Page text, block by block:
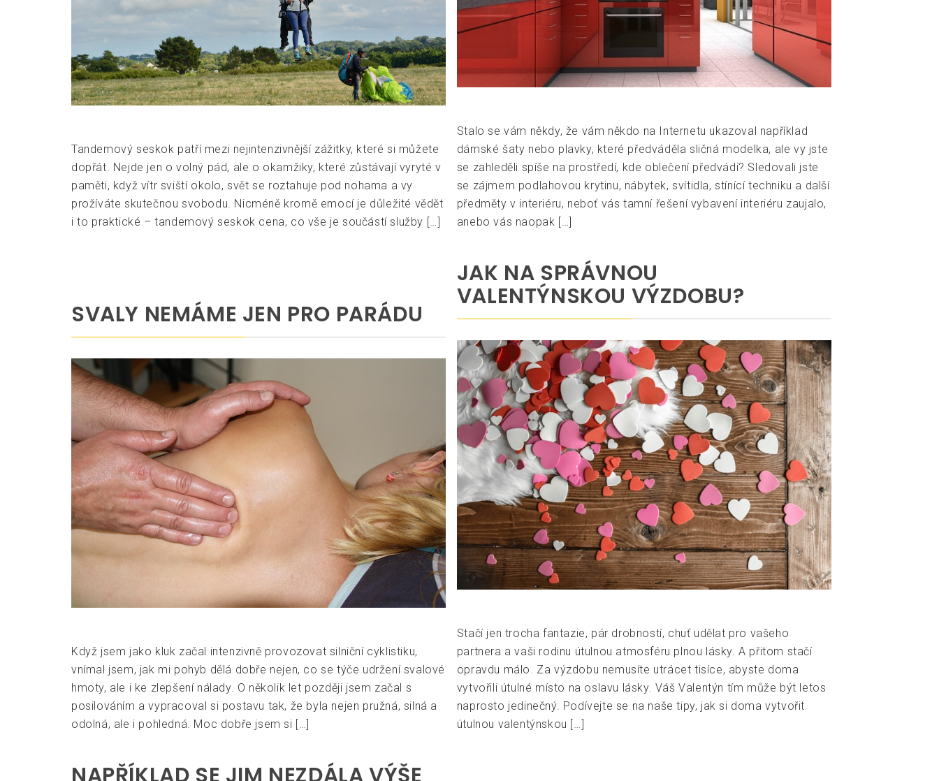
Tandemový seskok patří mezi nejintenzivnější zážitky, které si můžete
dopřát. Nejde jen o volný pád, ale o okamžiky, které zůstávají vyryté v
paměti, když vítr sviští okolo, svět se roztahuje pod nohama a vy
prožíváte skutečnou svobodu. Nicméně kromě emocí je důležité vědět
i to praktické – tandemový seskok cena, co vše je součástí služby […]
Stalo se vám někdy, že vám někdo na Internetu ukazoval například
dámské šaty nebo plavky, které předváděla sličná modelka, ale vy jste
se zahleděli spíše na prostředí, kde oblečení předvádí? Sledovali jste
se zájmem podlahovou krytinu, nábytek, svítidla, stínící techniku a další
předměty v interiéru, neboť vás tamní řešení vybavení interiéru zaujalo,
anebo vás naopak […]
SVALY NEMÁME JEN PRO PARÁDU
Když jsem jako kluk začal intenzivně provozovat silniční cyklistiku,
vnímal jsem, jak mi pohyb dělá dobře nejen, co se týče udržení svalové
hmoty, ale i ke zlepšení nálady. O několik let později jsem začal s
posilováním a vypracoval si postavu tak, že byla nejen pružná, silná a
odolná, ale i pohledná. Moc dobře jsem si […]
JAK NA SPRÁVNOU
VALENTÝNSKOU VÝZDOBU?
Stačí jen trocha fantazie, pár drobností, chuť udělat pro vašeho
partnera a vaši rodinu útulnou atmosféru plnou lásky. A přitom stačí
opravdu málo. Za výzdobu nemusíte utrácet tisíce, abyste doma
vytvořili útulné místo na oslavu lásky. Váš Valentýn tím může být letos
naprosto jedinečný. Podívejte se na naše tipy, jak si doma vytvořit
útulnou valentýnskou […]